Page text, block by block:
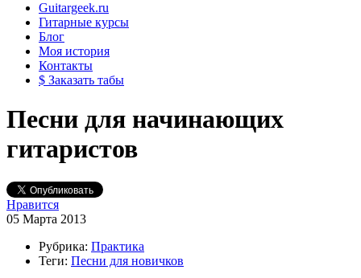
Guitargeek.ru
Гитарные курсы
Блог
Моя история
Контакты
$ Заказать табы
Песни для начинающих
гитаристов
Нравится
05 Марта 2013
Рубрика: Практика
Теги: Песни для новичков